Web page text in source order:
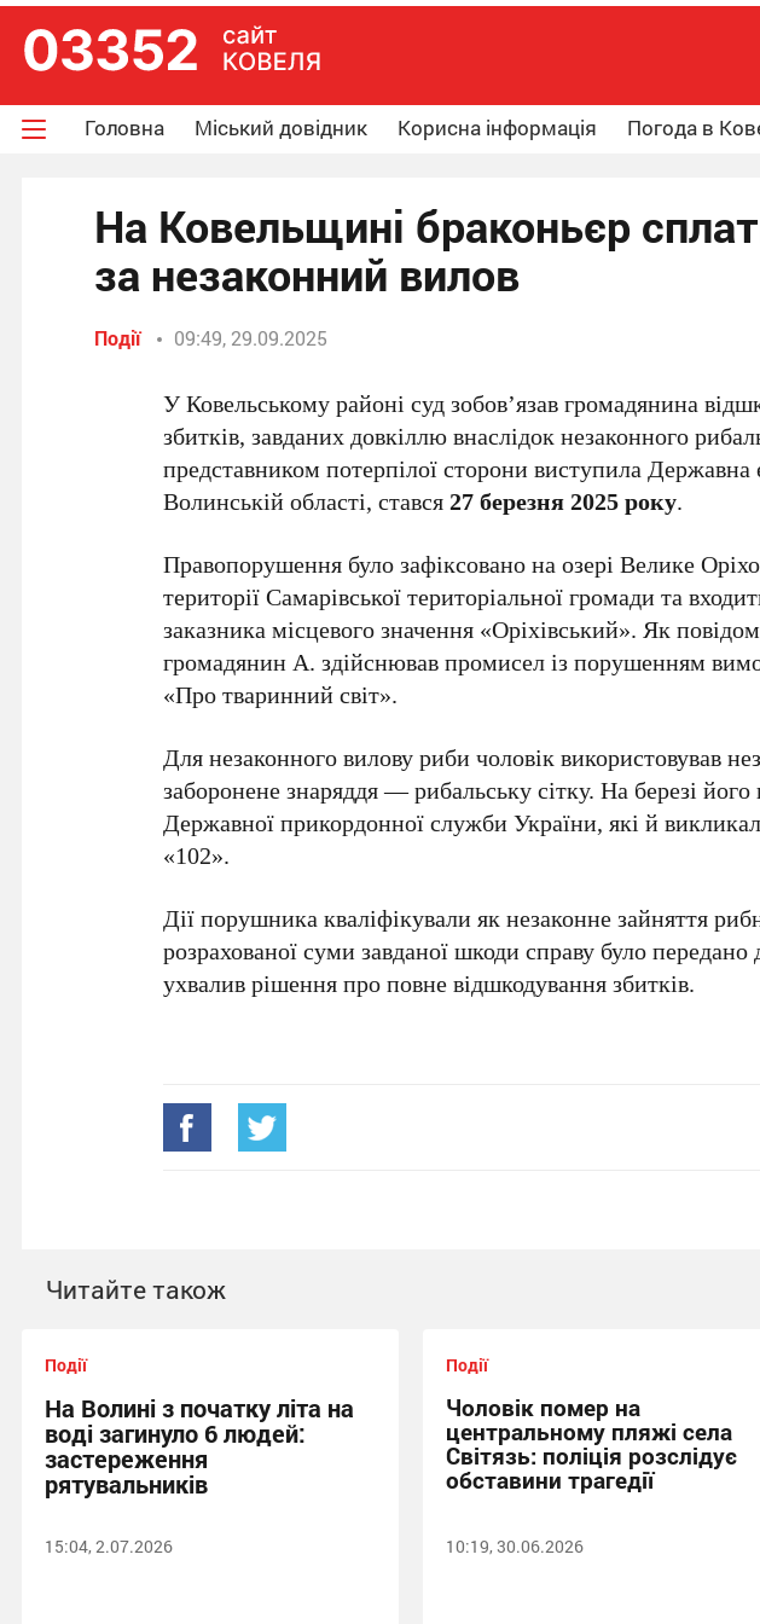
Головна Міський довідник Корисна інформація Погода в
На Ковельщині браконьєр
за незаконний вилов
Події 09:49, 29.09.2025
У Ковельському районі суд зобов’язав громадянина
збитків, завданих довкіллю внаслідок незаконного
представником потерпілої сторони виступила Державна
Волинській області, стався27 березня 2025 року.
Правопорушення було зафіксовано на озері Велике
території Самарівської територіальної громади та
заказника місцевого значення «Оріхівський». Як
громадянин А. здійснював промисел із порушенням
«Про тваринний світ».
Для незаконного вилову риби чоловік використовував
заборонене знаряддя — рибальську сітку. На березі
Державної прикордонної служби України, які й
«102».
Дії порушника кваліфікували як незаконне зайняття
розрахованої суми завданої шкоди справу було
ухвалив рішення про повне відшкодування збитків.
Читайте також
Події
На Волині з початку літа на
воді загинуло 6 людей:
застереження
рятувальників
15:04, 2.07.2026
Події
Чоловік помер на
центральному пляжі села
Світязь: поліція розслідує
обставини трагедії
10:19, 30.06.2026